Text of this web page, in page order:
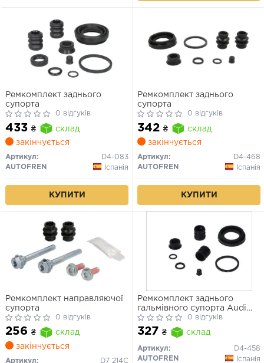
Ремкомплект заднього
супорта
0 відгуків
433 ₴
склад
закінчується
Артикул:
D4-083
AUTOFREN
Іспанія
КУПИТИ
Ремкомплект заднього
супорта
0 відгуків
342 ₴
склад
закінчується
Артикул:
D4-468
AUTOFREN
Іспанія
КУПИТИ
Ремкомплект направляючої
супорта
0 відгуків
256 ₴
склад
закінчується
Артикул:
D7 214C
Ремкомплект заднього
гальмівного супорта Audi
100, 80, A4, A60 відгуків
327 ₴ склад
Артикул:
D4-458
AUTOFREN
Іспанія